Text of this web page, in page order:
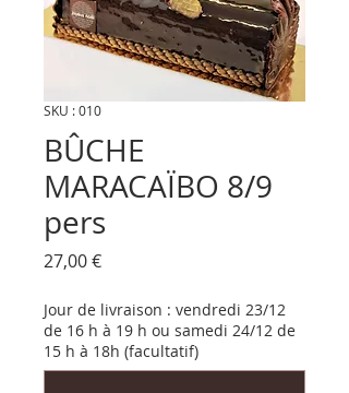
SKU : 010
BÛCHE
MARACAÏBO 8/9
pers
27,00 €Prix
Jour de livraison : vendredi 23/12
de 16 h à 19 h ou samedi 24/12 de
15 h à 18h (facultatif)